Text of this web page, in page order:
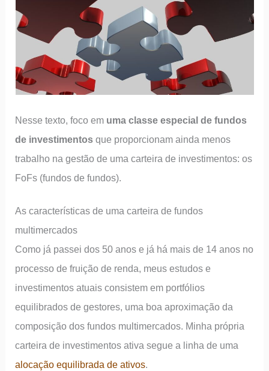
Nesse texto, foco em uma classe especial de fundos
de investimentos que proporcionam ainda menos
trabalho na gestão de uma carteira de investimentos: os
FoFs (fundos de fundos).
As características de uma carteira de fundos
multimercados
Como já passei dos 50 anos e já há mais de 14 anos no
processo de fruição de renda, meus estudos e
investimentos atuais consistem em portfólios
equilibrados de gestores, uma boa aproximação da
composição dos fundos multimercados. Minha própria
carteira de investimentos ativa segue a linha de uma
alocação equilibrada de ativos.